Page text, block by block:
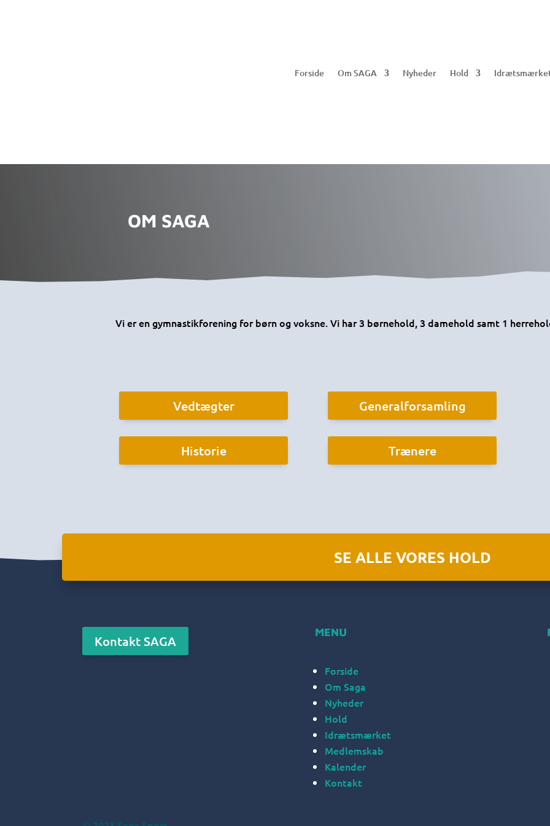
Forside Om SAGA Nyheder Hold
OM SAGA
Vi er en gymnastikforening for børn og voksne. Vi har 3 børnehold, 3 damehold samt 1
Vedtægter
Historie
Generalforsamling
Trænere
SE ALLE VORES HOLD
Kontakt SAGA
MENU
Forside
Om Saga
Nyheder
Hold
Idrætsmærket
Medlemskab
Kalender
Kontakt